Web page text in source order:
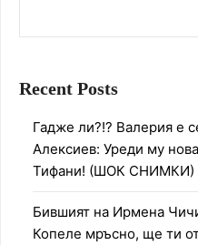
Recent Posts
Гадже ли?!? Валерия е
Алексиев: Уреди му
Тифани! (ШОК СНИМКИ)
Бившият на Ирмена
Копеле мръсно, ще ти